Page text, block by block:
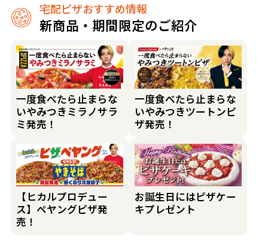
宅配ピザおすすめ情報
新商品・期間限定のご紹介
一度食べたら止まらな
いやみつきミラノサラ
ミ発売！
一度食べたら止まらな
いやみつきツートンピ
ザ発売！
【ヒカルプロデュー
ス】ペヤングピザ発
売！
お誕生日にはピザケー
キプレゼント